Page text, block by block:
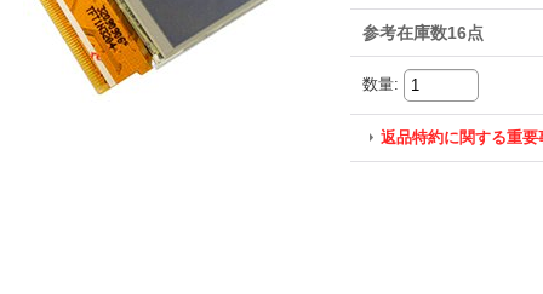
参考在庫数16点
数量:
返品特約に関する重要